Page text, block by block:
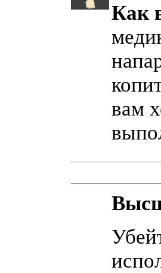
Как
вам